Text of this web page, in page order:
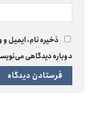
ذخیره نام، ایمیل
دوباره دیدگاهی